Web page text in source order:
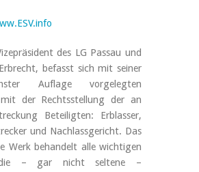
des LG Passau und
befasst sich mit seiner
Auflage vorgelegten
der Rechtsstellung der an
Beteiligten: Erblasser,
und Nachlassgericht. Das
Werk behandelt alle wichtigen
– gar nicht seltene –